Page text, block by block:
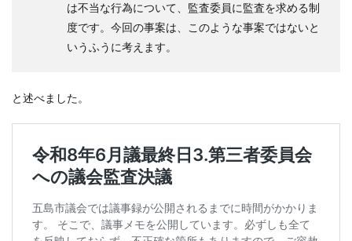
は不当な行為について、監査委員に監査を求める制
度です。今回の事案は、このような事案ではないと
いうふうに考えます。
と述べました。